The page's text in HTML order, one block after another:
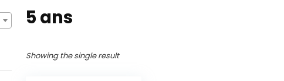
‎5 ans
Showing the single result